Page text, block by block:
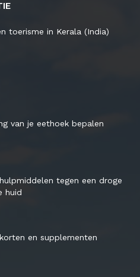
toerisme in Kerala (India)
van je eethoek bepalen
tegen een droge
huid
en supplementen